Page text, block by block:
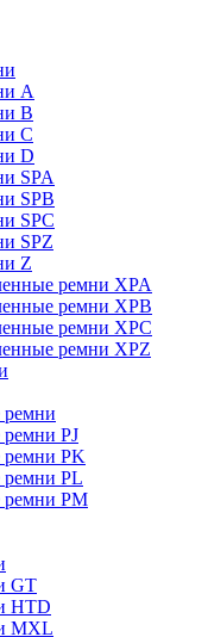
A
B
C
D
SPA
SPB
SPC
SPZ
Z
ремни XPA
ремни XPB
ремни XPC
ремни XPZ
PJ
PK
PL
PM
GT
HTD
MXL